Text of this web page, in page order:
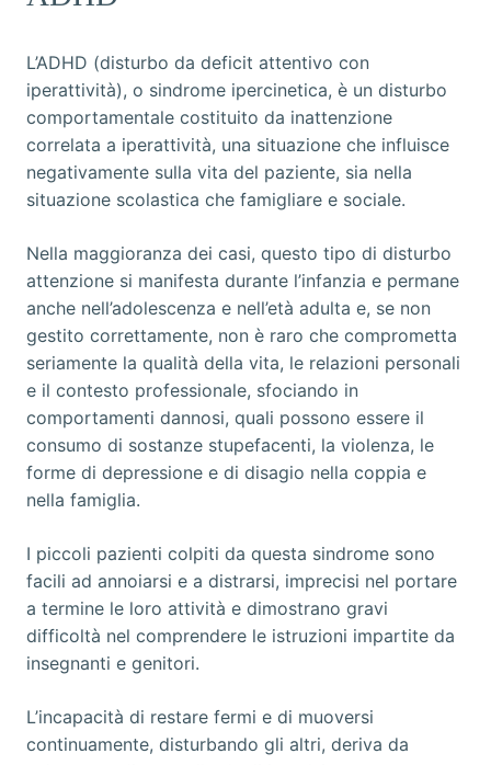
L’ADHD (disturbo da deficit attentivo con
iperattività), o sindrome ipercinetica, è un disturbo
comportamentale costituito da inattenzione
correlata a iperattività, una situazione che influisce
negativamente sulla vita del paziente, sia nella
situazione scolastica che famigliare e sociale.
Nella maggioranza dei casi, questo tipo di disturbo
attenzione si manifesta durante l’infanzia e permane
anche nell’adolescenza e nell’età adulta e, se non
gestito correttamente, non è raro che comprometta
seriamente la qualità della vita, le relazioni personali
e il contesto professionale, sfociando in
comportamenti dannosi, quali possono essere il
consumo di sostanze stupefacenti, la violenza, le
forme di depressione e di disagio nella coppia e
nella famiglia.
I piccoli pazienti colpiti da questa sindrome sono
facili ad annoiarsi e a distrarsi, imprecisi nel portare
a termine le loro attività e dimostrano gravi
difficoltà nel comprendere le istruzioni impartite da
insegnanti e genitori.
L’incapacità di restare fermi e di muoversi
continuamente, disturbando gli altri, deriva da